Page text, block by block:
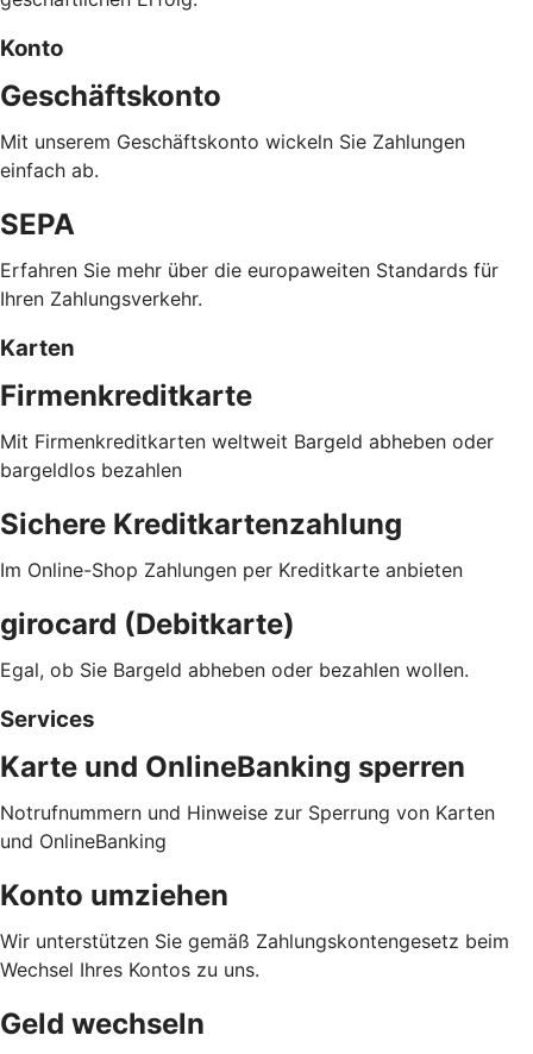
Konto
Geschäftskonto
Mit unserem Geschäftskonto wickeln Sie Zahlungen
einfach ab.
SEPA
Erfahren Sie mehr über die europaweiten Standards für
Ihren Zahlungsverkehr.
Karten
Firmenkreditkarte
Mit Firmenkreditkarten weltweit Bargeld abheben oder
bargeldlos bezahlen
Sichere Kreditkartenzahlung
Im Online-Shop Zahlungen per Kreditkarte anbieten
girocard (Debitkarte)
Egal, ob Sie Bargeld abheben oder bezahlen wollen.
Services
Karte und OnlineBanking sperren
Notrufnummern und Hinweise zur Sperrung von Karten
und OnlineBanking
Konto umziehen
Wir unterstützen Sie gemäß Zahlungskontengesetz beim
Wechsel Ihres Kontos zu uns.
Geld wechseln